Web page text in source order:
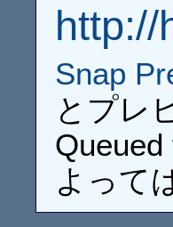
http://
Snap
とプレ
よって